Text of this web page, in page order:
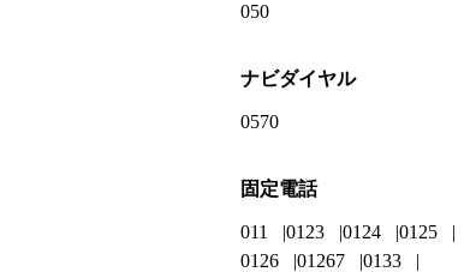
050
ナビダイヤル
0570
固定電話
011 0123 0124
0125
0126
01267
0133